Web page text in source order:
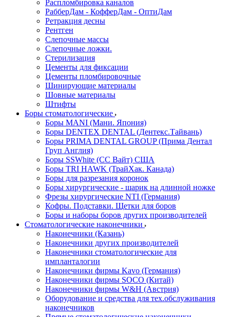
Распломбировка каналов
РабберДам - КофферДам - ОптиДам
Ретракция десны
Рентген
Слепочные массы
Слепочные ложки.
Стерилизация
Цементы для фиксации
Цементы пломбировочные
Шинирующие материалы
Шовные материалы
Штифты
Боры стоматологические
Боры MANI (Мани. Япония)
Боры DENTEX DENTAL (Дентекс.Тайвань)
Боры PRIMA DENTAL GROUP (Прима Дентал
Груп Англия)
Боры SSWhite (СС Вайт) США
Боры TRI HAWK (ТрайХак. Канада)
Боры для разрезания коронок
Боры хирургические - шарик на длинной ножке
Фрезы хирургические NTI (Германия)
Кофры. Подставки. Щетки для боров
Боры и наборы боров других производителей
Стоматологические наконечники
Наконечники (Казань)
Наконечники других производителей
Наконечники стоматологические для
импланталогии
Наконечники фирмы Kavo (Германия)
Наконечники фирмы SOCO (Китай)
Наконечники фирмы W&H (Австрия)
Оборудование и средства для тех.обслуживания
наконечников